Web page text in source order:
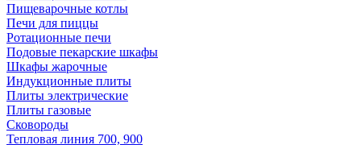
Пищеварочные котлы
Печи для пиццы
Ротационные печи
Подовые пекарские шкафы
Шкафы жарочные
Индукционные плиты
Плиты электрические
Плиты газовые
Сковороды
Тепловая линия 700, 900